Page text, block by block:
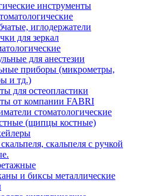
инструменты
иглодержатели
для зеркал
для анестезии
приборы (микрометры,
и тд.)
для остеопластики
от компании FABRI
стоматологические
(щипцы костные)
скальпеля с ручкой
и биксы металлические